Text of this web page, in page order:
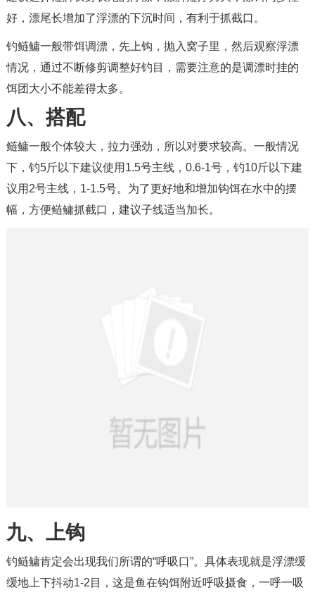
好，漂尾长增加了浮漂的下沉时间，有利于抓截口。
钓鲢鳙一般带饵调漂，先上钩，抛入窝子里，然后观察浮漂
情况，通过不断修剪调整好钓目，需要注意的是调漂时挂的
饵团大小不能差得太多。
八、搭配
鲢鳙一般个体较大，拉力强劲，所以对要求较高。一般情况
下，钓5斤以下建议使用1.5号主线，0.6-1号，钓10斤以下建
议用2号主线，1-1.5号。为了更好地和增加钩饵在水中的摆
幅，方便鲢鳙抓截口，建议子线适当加长。
九、上钩
钓鲢鳙肯定会出现我们所谓的“呼吸口”。具体表现就是浮漂缓
缓地上下抖动1-2目，这是鱼在钩饵附近呼吸摄食，一呼一吸